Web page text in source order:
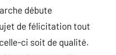
débute
de félicitation tout
ci soit de qualité.